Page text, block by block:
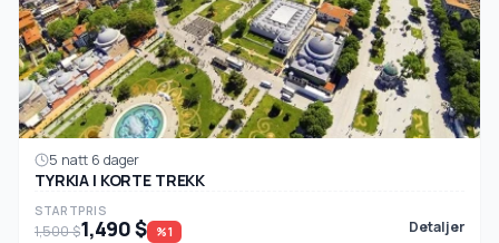
5 natt 6 dager
TYRKIA I KORTE TREKK
STARTPRIS
1,500 $1,490 $ %1 Detaljer